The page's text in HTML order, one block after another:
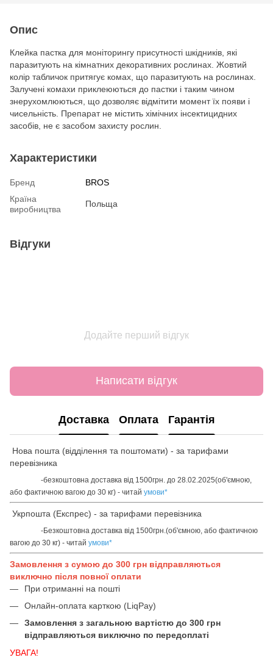
Опис
Клейка пастка для моніторингу присутності шкідників, які
паразитують на кімнатних декоративних рослинах. Жовтий
колір табличок притягує комах, що паразитують на рослинах.
Залучені комахи приклеюються до пастки і таким чином
знерухомлюються, що дозволяє відмітити момент їх появи і
чисельність. Препарат не містить хімічних інсектицидних
засобів, не є засобом захисту рослин.
Характеристики
Бренд
BROS
Країна
виробництва
Польща
Відгуки
Додайте перший відгук
Написати відгук
Доставка Оплата Гарантія
Нова пошта (відділення та поштомати) - за тарифами
перевізника
-безкоштовна доставка від 1500грн. до 28.02.2025(об'ємною,
або фактичною вагою до 30 кг) - читай умови*
Укрпошта (Експрес) - за тарифами перевізника
-Безкоштовна доставка від 1500грн.(об'ємною, або фактичною
вагою до 30 кг) - читай умови*
Замовлення з сумою до 300 грн відправляються
виключно після повної оплати
При отриманні на пошті
Онлайн-оплата карткою (LiqPay)
Замовлення з загальною вартістю до 300 грн
відправляються виключно по передоплаті
УВАГА!